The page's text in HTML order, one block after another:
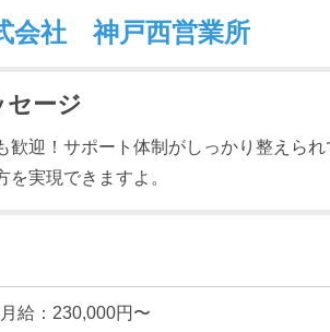
会社 神戸西営業所
セージ
歓迎！サポート体制がしっかり整えら
を実現できますよ。
月給：230,000円〜